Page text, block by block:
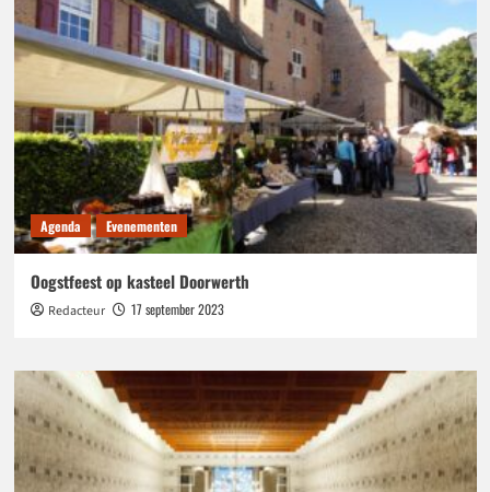
Agenda Evenementen
Oogstfeest op kasteel Doorwerth
Redacteur 17 september 2023